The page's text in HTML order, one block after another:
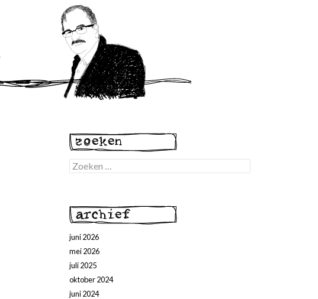
Zoeken
naar:
juni 2026
mei 2026
juli 2025
oktober 2024
juni 2024